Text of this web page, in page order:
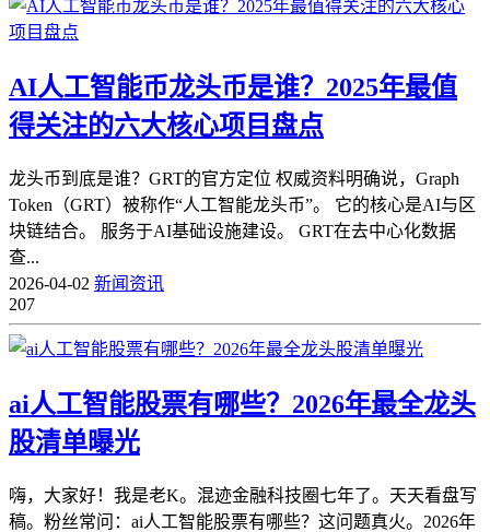
AI人工智能币龙头币是谁？2025年最值
得关注的六大核心项目盘点
龙头币到底是谁？GRT的官方定位 权威资料明确说，Graph
Token（GRT）被称作“人工智能龙头币”。 它的核心是AI与区
块链结合。 服务于AI基础设施建设。 GRT在去中心化数据
查...
2026-04-02 新闻资讯
207
ai人工智能股票有哪些？2026年最全龙头
股清单曝光
嗨，大家好！我是老K。混迹金融科技圈七年了。天天看盘写
稿。粉丝常问：ai人工智能股票有哪些？这问题真火。2026年